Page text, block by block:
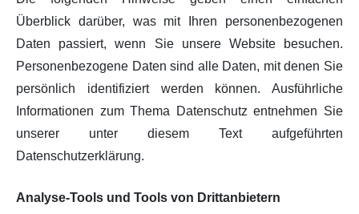
Überblick darüber, was mit Ihren personenbezogenen
Daten passiert, wenn Sie unsere Website besuchen.
Personenbezogene Daten sind alle Daten, mit denen Sie
persönlich identifiziert werden können. Ausführliche
Informationen zum Thema Datenschutz entnehmen Sie
unserer unter diesem Text aufgeführten
Datenschutzerklärung.
Analyse-Tools und Tools von Drittanbietern